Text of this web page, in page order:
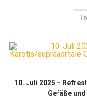
10. Juli 2025 –
Gefäße